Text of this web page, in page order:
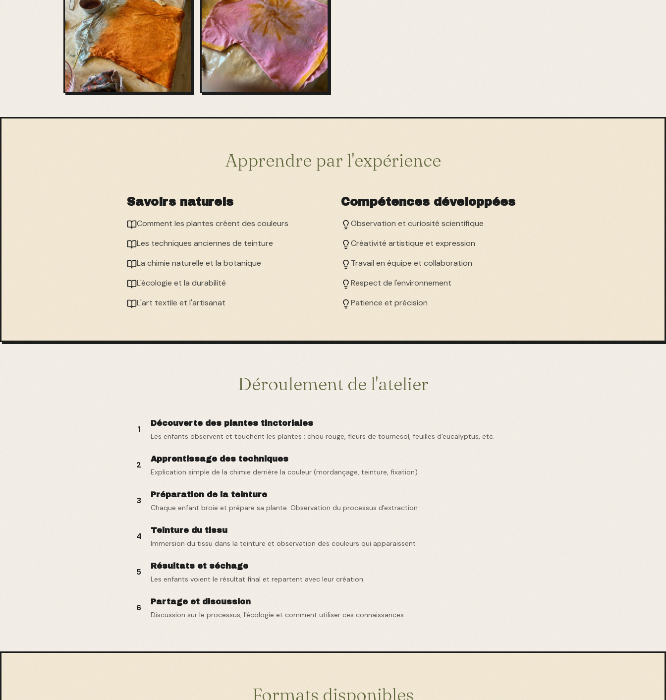
Apprendre par l'expérience
Savoirs naturels
Comment les plantes créent des couleurs
Les techniques anciennes de teinture
La chimie naturelle et la botanique
L'écologie et la durabilité
L'art textile et l'artisanat
Compétences développées
Observation et curiosité scientifique
Créativité artistique et expression
Travail en équipe et collaboration
Respect de l'environnement
Patience et précision
Déroulement de l'atelier
1
Découverte des plantes tinctoriales
Les enfants observent et touchent les plantes : chou rouge, fleurs de tournesol, feuilles d'eucalyptus, etc.
2
Apprentissage des techniques
Explication simple de la chimie derrière la couleur (mordançage, teinture, fixation)
3
Préparation de la teinture
Chaque enfant broie et prépare sa plante. Observation du processus d'extraction
4
Teinture du tissu
Immersion du tissu dans la teinture et observation des couleurs qui apparaissent
5
Résultats et séchage
Les enfants voient le résultat final et repartent avec leur création
6
Partage et discussion
Discussion sur le processus, l'écologie et comment utiliser ces connaissances
Formats disponibles